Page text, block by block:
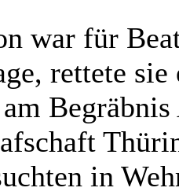
war für
rettete
in